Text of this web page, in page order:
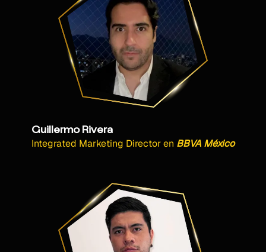
Guillermo Rivera
Integrated Marketing Directoren BBVA México